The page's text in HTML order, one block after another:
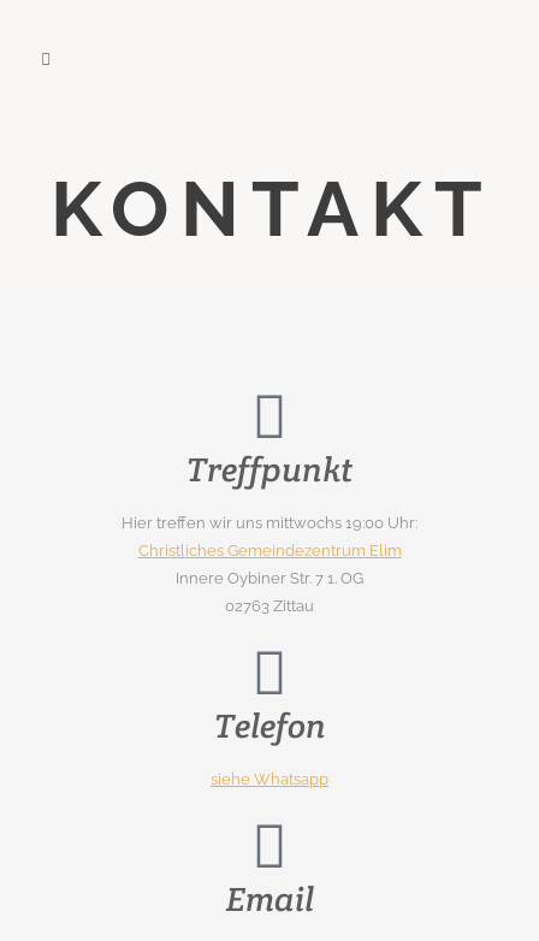
KONTAKT
Treffpunkt
Hier treffen wir uns mittwochs 19:00 Uhr:
Christliches Gemeindezentrum Elim
Innere Oybiner Str. 7 1. OG
02763 Zittau
Telefon
siehe Whatsapp
Email